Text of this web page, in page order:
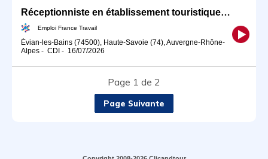
Réceptionniste en établissement touristique (H/F) CDI
Emploi France Travail
Évian-les-Bains (74500), Haute-Savoie (74), Auvergne-Rhône-
Alpes - CDI - 16/07/2026
Page 1 de 2
Page Suivante